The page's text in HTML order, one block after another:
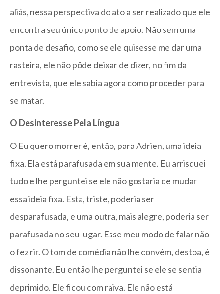
aliás, nessa perspectiva do ato a ser realizado que ele
encontra seu único ponto de apoio. Não sem uma
ponta de desafio, como se ele quisesse me dar uma
rasteira, ele não pôde deixar de dizer, no fim da
entrevista, que ele sabia agora como proceder para
se matar.
O Desinteresse Pela Língua
O Eu quero morrer é, então, para Adrien, uma ideia
fixa. Ela está parafusada em sua mente. Eu arrisquei
tudo e lhe perguntei se ele não gostaria de mudar
essa ideia fixa. Esta, triste, poderia ser
desparafusada, e uma outra, mais alegre, poderia ser
parafusada no seu lugar. Esse meu modo de falar não
o fez rir. O tom de comédia não lhe convém, destoa, é
dissonante. Eu então lhe perguntei se ele se sentia
deprimido. Ele ficou com raiva. Ele não está